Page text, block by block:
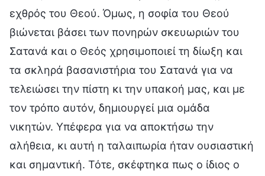
εχθρός του Θεού. Όμως, η σοφία του Θεού
βιώνεται βάσει των πονηρών σκευωριών του
Σατανά και ο Θεός χρησιμοποιεί τη δίωξη και
τα σκληρά βασανιστήρια του Σατανά για να
τελειώσει την πίστη κι την υπακοή μας, και με
τον τρόπο αυτόν, δημιουργεί μια ομάδα
νικητών. Υπέφερα για να αποκτήσω την
αλήθεια, κι αυτή η ταλαιπωρία ήταν ουσιαστική
και σημαντική. Τότε, σκέφτηκα πως ο ίδιος ο